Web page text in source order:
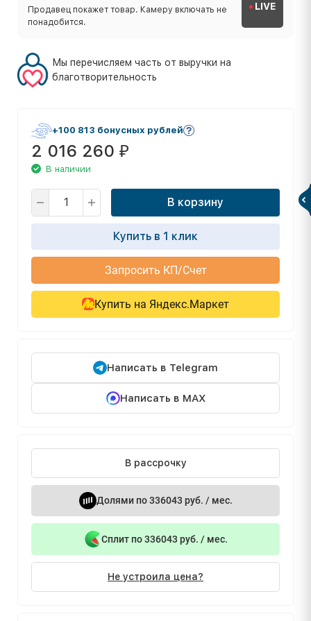
Продавец покажет товар. Камеру включать не
понадобится.
LIVE
Мы перечисляем часть от выручки на
благотворительность
+100 813 бонусных рублей
2 016 260 ₽
В наличии
В корзину
Купить в 1 клик
Запросить КП/Счет
Купить на Яндекс.Маркет
Написать в Telegram
Написать в MAX
В рассрочку
Долями по 336043 руб. / мес.
Сплит по 336043 руб. / мес.
Не устроила цена?